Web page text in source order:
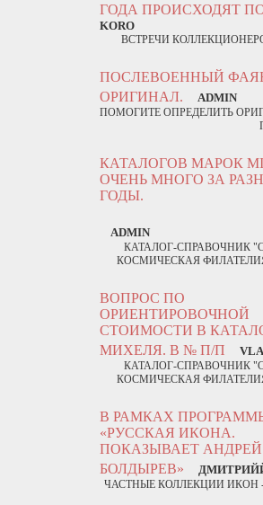
ГОДА ПРОИСХОДЯТ
KORO
ВСТРЕЧИ
ПОСЛЕВОЕННЫЙ
ОРИГИНАЛ.
ADMIN
ПОМОГИТЕ ОПРЕДЕЛИТЬ
КАТАЛОГОВ МАРОК
ОЧЕНЬ МНОГО ЗА
ГОДЫ.
ADMIN
КАТАЛОГ-СПРАВОЧНИК
КОСМИЧЕСКАЯ
ВОПРОС ПО
ОРИЕНТИРОВОЧНОЙ
СТОИМОСТИ В
МИХЕЛЯ. В № П/П
КАТАЛОГ-СПРАВОЧНИК
КОСМИЧЕСКАЯ
В РАМКАХ
«РУССКАЯ ИКОНА.
ПОКАЗЫВАЕТ АНДРЕЙ
БОЛДЫРЕВ»
ЧАСТНЫЕ КОЛЛЕКЦИИ ИКОН